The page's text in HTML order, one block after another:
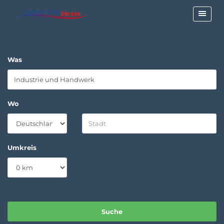
Was
Wo
Umkreis